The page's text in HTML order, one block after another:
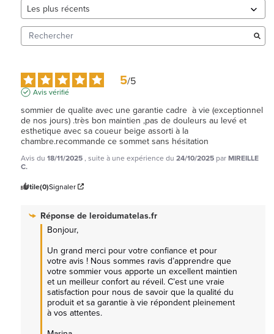
5/5
Avis vérifié
sommier de qualite avec une garantie cadre  à vie (exceptionnel
de nos jours) .très bon maintien ,pas de douleurs au levé et
esthetique avec sa coueur beige assorti à la
chambre.recommande ce sommet sans hésitation
Avis du 18/11/2025, suite à une expérience du 24/10/2025 parMIREILLE
C.
Utile(0)Signaler
Réponse de leroidumatelas.fr
Bonjour,
Un grand merci pour votre confiance et pour
votre avis ! Nous sommes ravis d’apprendre que
votre sommier vous apporte un excellent maintien
et un meilleur confort au réveil. C’est une vraie
satisfaction pour nous de savoir que la qualité du
produit et sa garantie à vie répondent pleinement
à vos attentes.